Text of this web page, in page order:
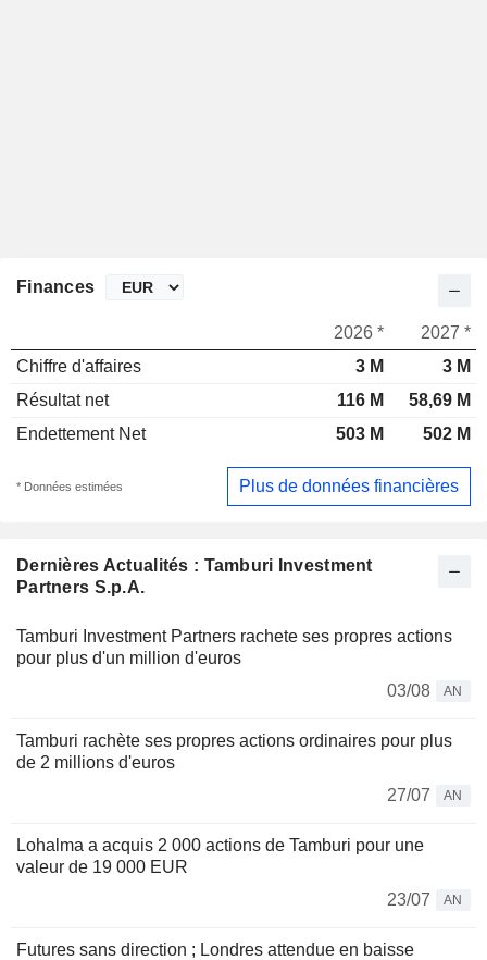
Dernières Actualités : Tamburi Investment
Partners S.p.A.
Tamburi Investment Partners rachete ses propres actions
pour plus d'un million d'euros
03/08
AN
Tamburi rachète ses propres actions ordinaires pour plus
de 2 millions d'euros
27/07
AN
Lohalma a acquis 2 000 actions de Tamburi pour une
valeur de 19 000 EUR
23/07
AN
Futures sans direction ; Londres attendue en baisse
Finances
2026 *
2027 *
Chiffre d'affaires
3 M
3 M
Résultat net
116 M
58,69 M
Endettement Net
503 M 502 M
* Données estimées Plus de données financières